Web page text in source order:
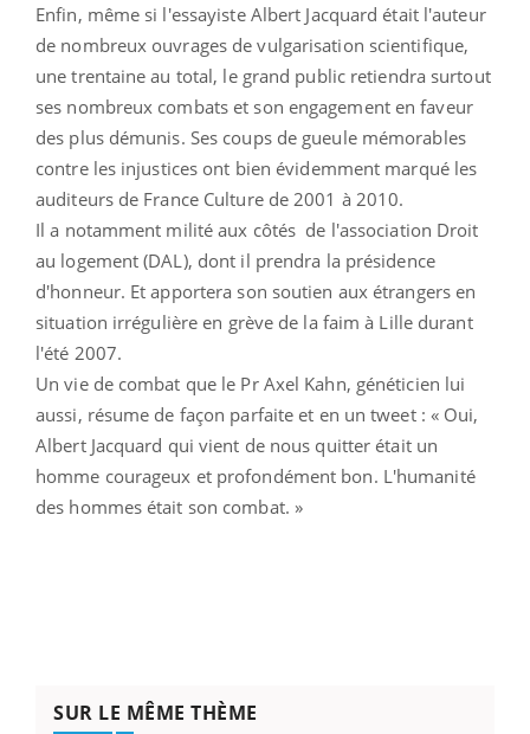
Enfin, même si l'essayiste Albert Jacquard était l'auteur
de nombreux ouvrages devulgarisation scientifique,
une trentaine au total, le grand public retiendra surtout
ses nombreux combats et son engagement en faveur
des plus démunis. Ses coups de gueule mémorables
contre les injustices ont bien évidemment marqué les
auditeurs de France Culture de 2001 à 2010.
Il a notamment milité aux côtés de l'association Droit
au logement (DAL), dont il prendra la présidence
d'honneur. Et apportera son soutien aux étrangers en
situation irrégulière en grève de la faim à Lille durant
l'été 2007.
Un vie de combat que le Pr Axel Kahn, généticien lui
aussi, résume de façon parfaite et en un tweet : « Oui,
Albert Jacquard qui vient de nous quitter était un
homme courageux et profondément bon. L'humanité
des hommes était son combat. »
SUR LE MÊME THÈME